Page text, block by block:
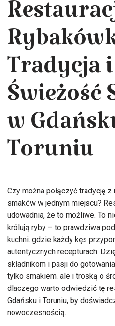
Tradycja i
Świeżość
w
Toruniu
Czy można połączyć tradycję
smaków w jednym miejscu?
udowadnia, że to możliwe. To
królują ryby – to prawdziwa
kuchni, gdzie każdy kęs
autentycznych recepturach.
składnikom i pasji do
tylko smakiem, ale i troską o
dlaczego warto odwiedzić tę
Gdańsku i Toruniu, by
nowoczesnością.